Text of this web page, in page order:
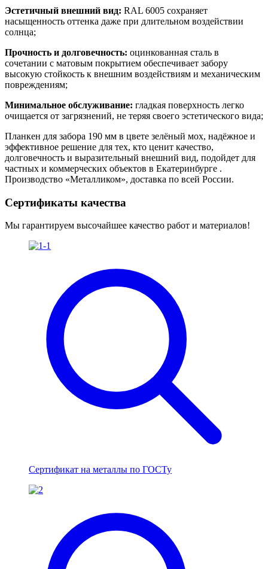
Эстетичный внешний вид: RAL 6005 сохраняет
насыщенность оттенка даже при длительном воздействии
солнца;
Прочность и долговечность: оцинкованная сталь в
сочетании с матовым покрытием обеспечивает забору
высокую стойкость к внешним воздействиям и механическим
повреждениям;
Минимальное обслуживание: гладкая поверхность легко
очищается от загрязнений, не теряя своего эстетического вида;
Планкен для забора 190 мм в цвете зелёный мох, надёжное и
эффективное решение для тех, кто ценит качество,
долговечность и выразительный внешний вид, подойдет для
частных и коммерческих объектов в Екатеринбурге .
Производство «Металликом», доставка по всей России.
Сертификаты качества
Мы гарантируем высочайшее качество работ и материалов!
Сертификат на металлы по ГОСТу